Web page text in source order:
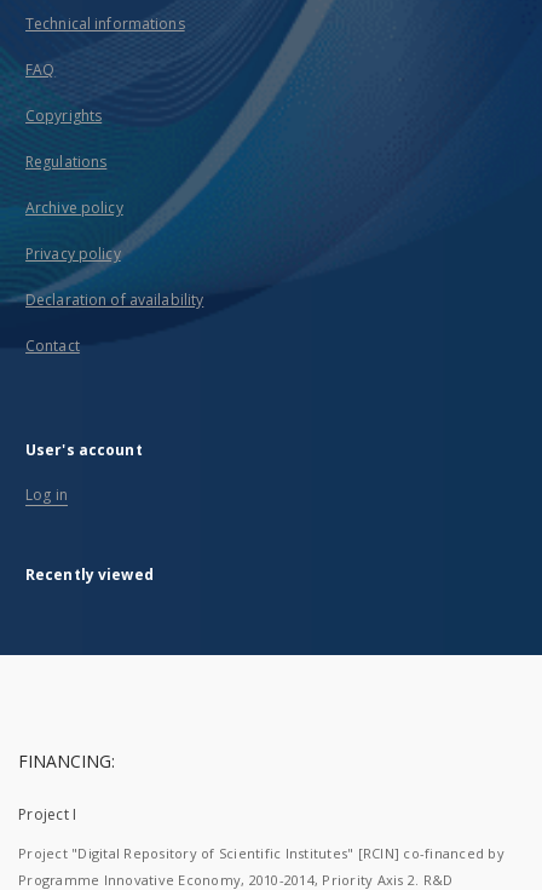
Technical informations
FAQ
Copyrights
Regulations
Archive policy
Privacy policy
Declaration of availability
Contact
User's account
Log in
Recently viewed
FINANCING:
Project I
Project "Digital Repository of Scientific Institutes" [RCIN] co-financed by
Programme Innovative Economy, 2010-2014, Priority Axis 2. R&D